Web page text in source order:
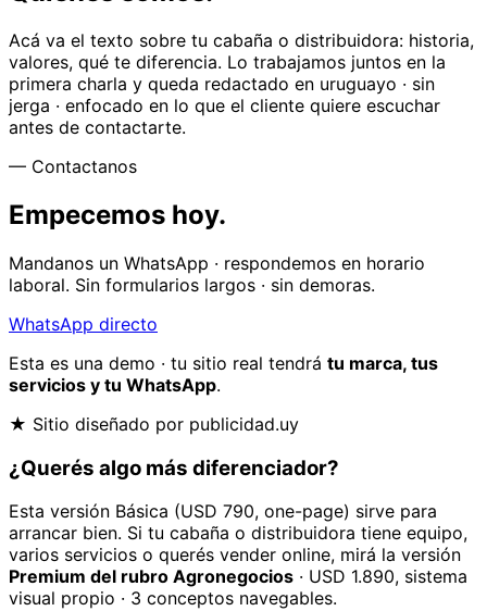
Acá va el texto sobre tu cabaña o distribuidora: historia,
valores, qué te diferencia. Lo trabajamos juntos en la
primera charla y queda redactado en uruguayo · sin
jerga · enfocado en lo que el cliente quiere escuchar
antes de contactarte.
— Contactanos
Empecemos hoy.
Mandanos un WhatsApp · respondemos en horario
laboral. Sin formularios largos · sin demoras.
WhatsApp directo
Esta es una demo · tu sitio real tendrá tu marca, tus
servicios y tu WhatsApp.
★ Sitio diseñado por publicidad.uy
¿Querés algo más diferenciador?
Esta versión Básica (USD 790, one-page) sirve para
arrancar bien. Si tu cabaña o distribuidora tiene equipo,
varios servicios o querés vender online, mirá la versión
Premium del rubro Agronegocios · USD 1.890, sistema
visual propio · 3 conceptos navegables.